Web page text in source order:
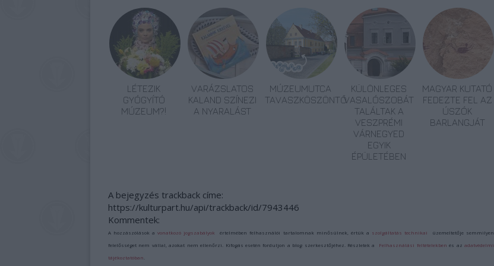
LÉTEZIK
GYÓGYÍTÓ
MÚZEUM?!
VARÁZSLATOS
KALAND SZÍNEZI
A NYARALÁST
MÚZEUMUTCA
TAVASZKÖSZÖNTŐ
KÜLÖNLEGES
VASALÓSZOBÁT
TALÁLTAK A
VESZPRÉMI
VÁRNEGYED
EGYIK
ÉPÜLETÉBEN
MAGYAR KUTATÓ
FEDEZTE FEL AZ
ÚSZÓK
BARLANGJÁT
A bejegyzés trackback címe:
https://kulturpart.hu/api/trackback/id/7943446
Kommentek:
A hozzászólások avonatkozó jogszabályok értelmében felhasználói tartalomnak minősülnek, értük a szolgáltatás technikai üzemeltetője semmilyen
felelősséget nem vállal, azokat nem ellenőrzi. Kifogás esetén forduljon a blog szerkesztőjéhez. Részletek a Felhasználási feltételekben és azadatvédelmi
tájékoztatóban